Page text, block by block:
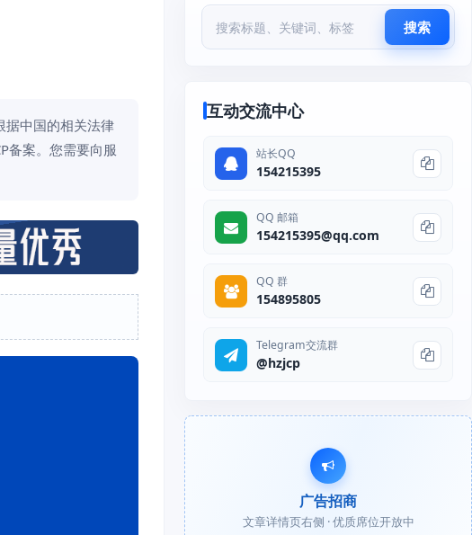
据中国的相关法律
备案。您需要向服
搜索
互动交流中心
站长QQ
154215395
QQ 邮箱
154215395@qq.com
QQ 群
154895805
Telegram交流群
@hzjcp
广告招商
文章详情页右侧 · 优质席位开放中